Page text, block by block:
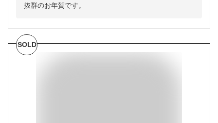
抜群のお年賀です。
SOLD